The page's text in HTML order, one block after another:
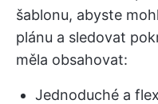
šablonu, abyste
plánu a sledovat
měla obsahovat:
Jednoduché a